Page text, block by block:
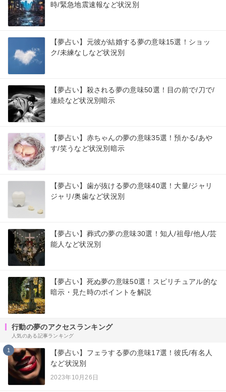
時/緊急地震速報など状況別
【夢占い】元彼が結婚する夢の意味15選！ショッ
ク/未練なしなど状況別
【夢占い】殺される夢の意味50選！目の前で/刀で/
連続など状況別暗示
【夢占い】赤ちゃんの夢の意味35選！預かる/あや
す/笑うなど状況別暗示
【夢占い】歯が抜ける夢の意味40選！大量/ジャリ
ジャリ/奥歯など状況別
【夢占い】葬式の夢の意味30選！知人/祖母/他人/芸
能人など状況別
【夢占い】死ぬ夢の意味50選！スピリチュアル的な
暗示・見た時のポイントを解説
行動の夢のアクセスランキング
人気のある記事ランキング
1
【夢占い】フェラする夢の意味17選！彼氏/有名人
など状況別
2023年10月26日